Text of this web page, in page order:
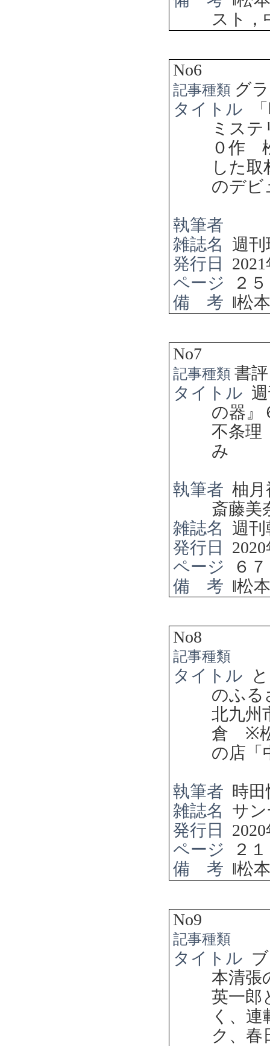
スト，
No6
記事種類 グ
タイトル
ミス
０作
した
のデビ
執筆者
雑誌名
週刊
発行日
2021
ページ
２
備 考 ‖松
No7
記事種類 書評
タイトル
の器』
不条理
み
執筆者 柚月
斎藤美
雑誌名
週刊
発行日
2020
ページ
６
備 考 ‖松
No8
記事種類
タイトル
のふ
北九州
倉 ※
の店「
執筆者 時田
雑誌名
サ
発行日
2020
ページ
２
備 考 ‖松
No9
記事種類
タイトル
本清
英一郎
く、
ク、春